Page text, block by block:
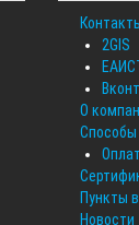
2GIS
О
Способы
Пункты
Новости